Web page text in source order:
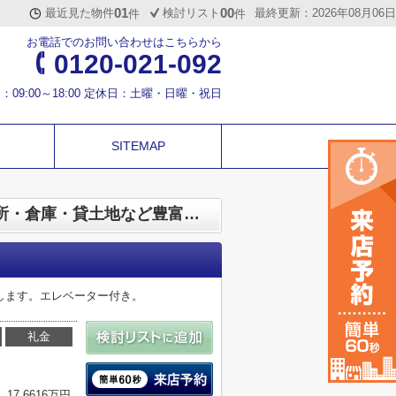
最近見た物件01件 検討リスト 00件 最終更新：2026年08月06日
お電話でのお問い合わせはこちらから
0120-021-092
09:00～18:00 定休日：土曜・日曜・祝日
SITEMAP
近江八幡市鷹飼町の賃貸物件 | 滋賀テナントテラス | 事業用賃貸物件 ／ 店舗・事務所・倉庫・貸土地など豊富なテナント情報が満載
す。エレベーター付き。
礼金